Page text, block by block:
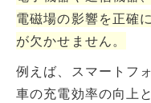
電磁場の影響を正確
が欠かせません。
例えば、スマートフ
車の充電効率の向上